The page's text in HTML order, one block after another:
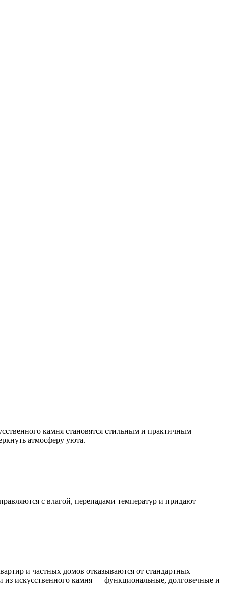
камня становятся стильным и практичным
атмосферу уюта.
с влагой, перепадами температур и придают
и частных домов отказываются от стандартных
из искусственного камня — функциональные, долговечные и